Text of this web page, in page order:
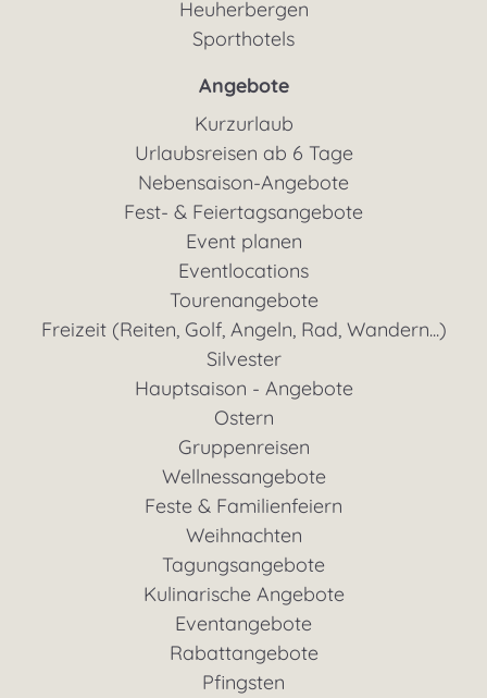
Heuherbergen
Sporthotels
Angebote
Kurzurlaub
Urlaubsreisen ab 6 Tage
Nebensaison-Angebote
Fest- & Feiertagsangebote
Event planen
Eventlocations
Tourenangebote
Freizeit (Reiten, Golf, Angeln, Rad, Wandern...)
Silvester
Hauptsaison - Angebote
Ostern
Gruppenreisen
Wellnessangebote
Feste & Familienfeiern
Weihnachten
Tagungsangebote
Kulinarische Angebote
Eventangebote
Rabattangebote
Pfingsten